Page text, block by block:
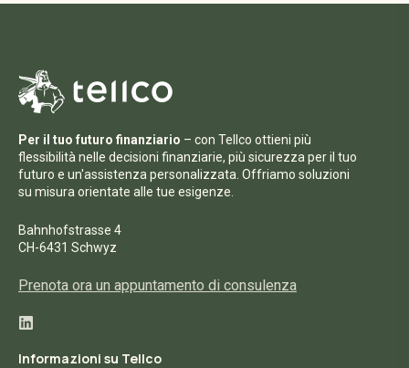
Per il tuo futuro finanziario – con Tellco ottieni più
flessibilità nelle decisioni finanziarie, più sicurezza per il tuo
futuro e un'assistenza personalizzata. Offriamo soluzioni
su misura orientate alle tue esigenze.
Bahnhofstrasse 4
CH-6431 Schwyz
Prenota ora un appuntamento di consulenza
Informazioni su Tellco